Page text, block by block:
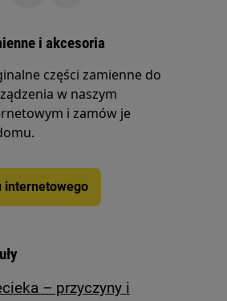
i akcesoria
części zamienne do
w naszym
i zamów je
internetowego
– przyczyny i